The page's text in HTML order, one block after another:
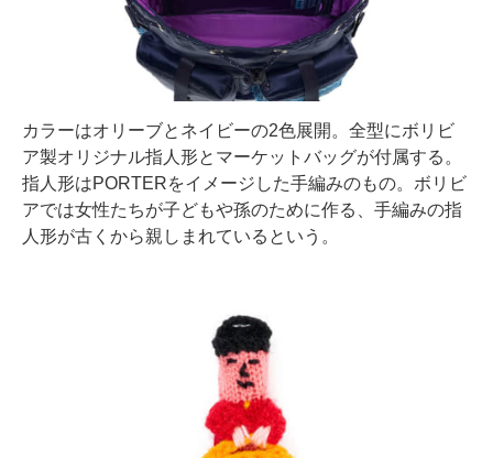
カラーはオリーブとネイビーの2色展開。全型にボリビ
ア製オリジナル指人形とマーケットバッグが付属する。
指人形はPORTERをイメージした手編みのもの。ボリビ
アでは女性たちが子どもや孫のために作る、手編みの指
人形が古くから親しまれているという。